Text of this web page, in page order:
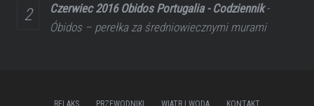
Czerwiec 2016 Obidos Portugalia - Codziennik-
Óbidos – perełka za średniowiecznymi murami
RELAKS PRZEWODNIKI WIATR I WODA KONTAKT